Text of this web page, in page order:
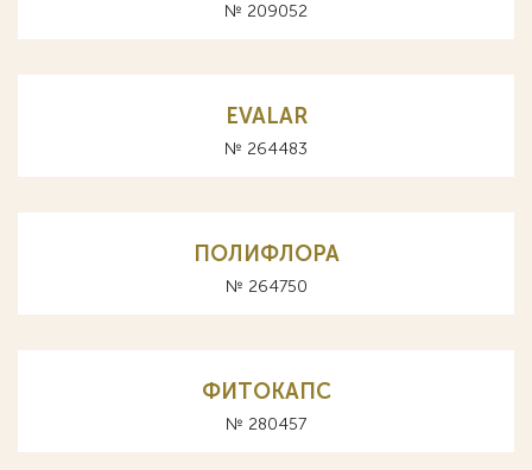
№ 209052
EVALAR
№ 264483
ПОЛИФЛОРА
№ 264750
ФИТОКАПС
№ 280457